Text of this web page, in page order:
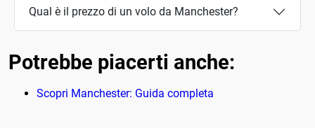
Qual è il prezzo di un volo da Manchester?
Potrebbe piacerti anche:
Scopri Manchester: Guida completa